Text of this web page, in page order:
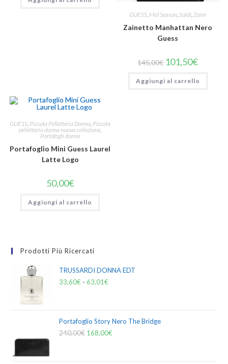
GUESS, Mid Season, Saldi,Zaini
Zainetto Manhattan Nero
Guess
145,00€ 101,50€
Aggiungi al carrello
GUESS Piccola Pelletteria Donna Piccola
pelletteria donna nuova collezione
Portafogli donna
Portafoglio Mini Guess Laurel
Latte Logo
50,00€
Aggiungi al carrello
Prodotti Più Ricercati
TRUSSARDI DONNA EDT
33,60€ - 63,01€
Portafoglio Story Nero The Bridge
240,00€ 168,00€